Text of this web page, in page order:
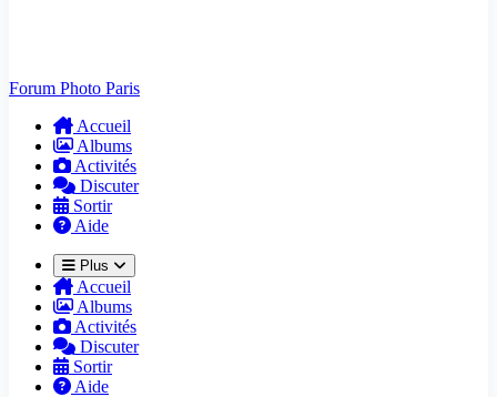
Forum Photo Paris
Accueil
Albums
Activités
Discuter
Sortir
Aide
Plus
Accueil
Albums
Activités
Discuter
Sortir
Aide